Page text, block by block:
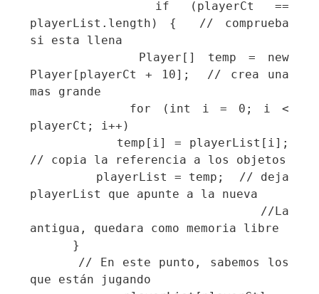
playerList.length) {  // comprueba
si esta llena
Player[playerCt + 10];  // crea una
mas grande
playerCt; i++)
// copia la referencia a los objetos
playerList que apunte a la nueva
antigua, quedara como memoria libre
que están jugando